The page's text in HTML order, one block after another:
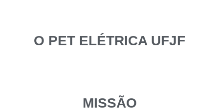
O PET ELÉTRICA UFJF
MISSÃO